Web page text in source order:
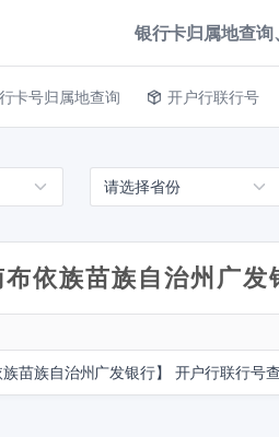
银行卡归属地查
卡号归属地查询 开户行联行号
布依族苗族自治州广
族苗族自治州广发银行】 开户行联行号